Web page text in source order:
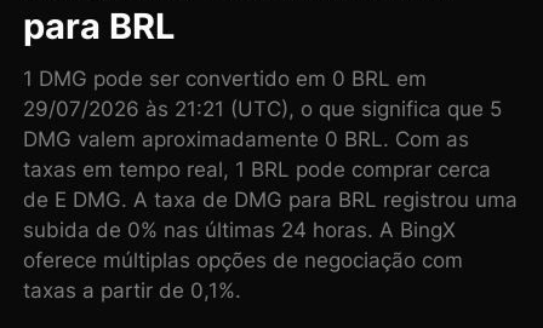
para BRL
1 DMG pode ser convertido em 0 BRL em
29/07/2026 às 21:21 (UTC), o que significa que 5
DMG valem aproximadamente 0 BRL. Com as
taxas em tempo real, 1 BRL pode comprar cerca
de E DMG. A taxa de DMG para BRL registrou uma
subida de 0% nas últimas 24 horas. A BingX
oferece múltiplas opções de negociação com
taxas a partir de 0,1%.